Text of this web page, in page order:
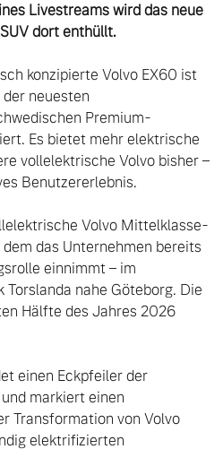
Livestreams wird das neue
dort enthüllt.
konzipierte Volvo EX60 ist
neuesten
Premium-
Es bietet mehr elektrische
vollelektrische Volvo bisher –
Benutzererlebnis.
Volvo Mittelklasse-
das Unternehmen bereits
einnimmt – im
Torslanda nahe Göteborg. Die
Hälfte des Jahres 2026
einen Eckpfeiler der
markiert einen
Transformation von Volvo
elektrifizierten